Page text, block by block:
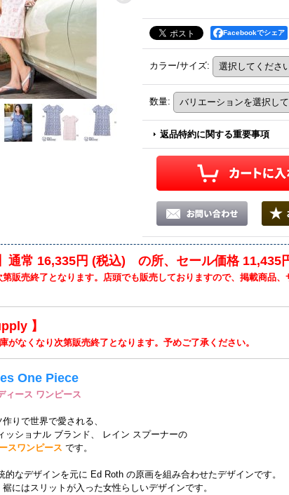
Facebookでシェア
カラー/サイズ:
数量:
返品特約に関する重要事項
通常 16,335円 (税込) の所、セール価格 11,435
販売終了となります。店頭でも販売しておりますので、掲載商品
】
がなくなり次第販売終了となります。予めご了承ください。
One Piece
ィース ワンピース
りで世界で愛される、
ッショナル ブランド、 レイン スプーナーの
スワンピース です。
的なデザインを元に Ed Roth の原画を組み合わせたデザインです。
にはスリットが入った女性らしいデザインです。